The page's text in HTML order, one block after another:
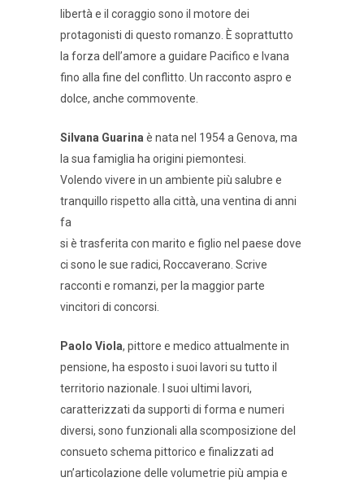
libertà e il coraggio sono il motore dei
protagonisti di questo romanzo. È soprattutto
la forza dell’amore a guidare Pacifico e Ivana
fino alla fine del conflitto. Un racconto aspro e
dolce, anche commovente.
Silvana Guarina è nata nel 1954 a Genova, ma
la sua famiglia ha origini piemontesi.
Volendo vivere in un ambiente più salubre e
tranquillo rispetto alla città, una ventina di anni
fa
si è trasferita con marito e figlio nel paese dove
ci sono le sue radici, Roccaverano. Scrive
racconti e romanzi, per la maggior parte
vincitori di concorsi.
Paolo Viola, pittore e medico attualmente in
pensione, ha esposto i suoi lavori su tutto il
territorio nazionale. I suoi ultimi lavori,
caratterizzati da supporti di forma e numeri
diversi, sono funzionali alla scomposizione del
consueto schema pittorico e finalizzati ad
un’articolazione delle volumetrie più ampia e